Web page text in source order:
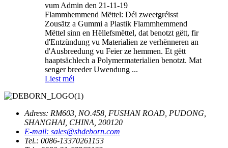
vum Admin den 21-11-19
Flammhemmend Mëttel: Déi zweetgréisst
Zousätz a Gummi a Plastik Flammhemmend
Mëttel sinn en Hëllefsmëttel, dat benotzt gëtt, fir
d'Entzündung vu Materialien ze verhënneren an
d'Ausbreedung vu Feier ze hemmen. Et gëtt
haaptsächlech a Polymermaterialien benotzt. Mat
senger breeder Uwendung ...
Liest méi
Adress: RM603, NO.458, FUSHAN ROAD, PUDONG,
SHANGHAI, CHINA, 200120
E-mail: sales@shdeborn.com
Tel.: 0086-13370261153